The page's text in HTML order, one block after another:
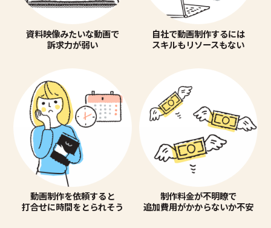
資料映像みたいな動画で
訴求力が弱い
自社で動画制作するには
スキルもリソースもない
動画制作を依頼すると
打合せに時間をとられそう
制作料金が不明瞭で
追加費用がかからないか不安